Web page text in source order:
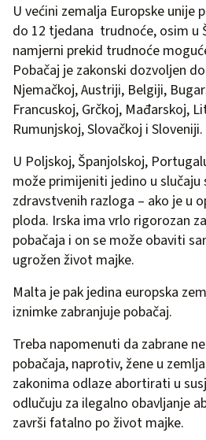
U većini zemalja Europske unije
do 12 tjedana trudnoće, osim u
namjerni prekid trudnoće
Pobačaj je zakonski dozvoljen
Njemačkoj, Austriji, Belgiji,
Francuskoj, Grčkoj, Mađarskoj,
Rumunjskoj, Slovačkoj i Sloveniji.
U Poljskoj, Španjolskoj,
može primijeniti jedino u slučaju
zdravstvenih razloga – ako je u
ploda. Irska ima vrlo rigorozan
pobačaja i on se može obaviti
ugrožen život majke.
Malta je pak jedina europska
iznimke zabranjuje pobačaj.
Treba napomenuti da zabrane
pobačaja, naprotiv, žene u
zakonima odlaze abortirati u
odlučuju za ilegalno obavljanje
završi fatalno po život majke.